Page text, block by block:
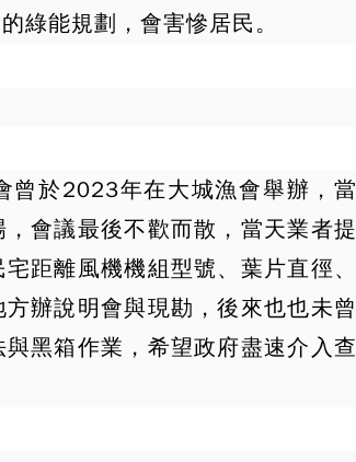
綠能規劃，會害慘居民。
曾於2023年在大城漁會舉辦，當
會議最後不歡而散，當天業者提
距離風機機組型號、葉片直徑、
辦說明會與現勘，後來也也未曾
黑箱作業，希望政府盡速介入查